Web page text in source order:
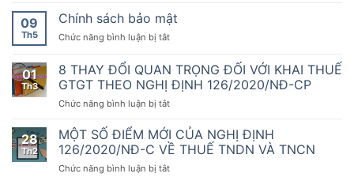
Chính
phủ
quy
về
hóa
đơn,
chứng
Nghị
định
70/2025/NĐ-
cùng
doanh
kinh
doanh
chuyển
số
Lý
Thuế
A&T
dụng
nhân
kế
ty
TNHH
dịch
Đại
Lý
Thuế
A&T
dụng
nhân
kế
09
Th5
Chính sách bảo mật
Chức năng bình luận bị tắtở
sách
bảo
mật
01
Th3
8 THAY ĐỔI QUAN TRỌNG ĐỐI VỚI KHAI THUẾ
GTGT THEO NGHỊ ĐỊNH 126/2020/NĐ-CP
Chức năng bình luận bị tắtở
THAY
ĐỔI
QUAN
TRỌNG
28
Th2
MỘT SỐ ĐIỂM MỚI CỦA NGHỊ ĐỊNH
126/2020/NĐ-C VỀ THUẾ TNDN VÀ TNCN
Chức năng bình luận bị tắtở